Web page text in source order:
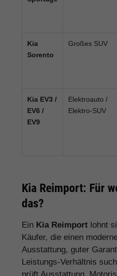
Kia
Sorento
Großes SUV
Kia EV3 /
EV6 /
EV9
Elektroauto /
Elektro-SUV
Kia Reimport: Für
das?
Ein Kia Reimport lohnt
Käufer, die einen
Ausstattung, guter
Leistungs-Verhältnis